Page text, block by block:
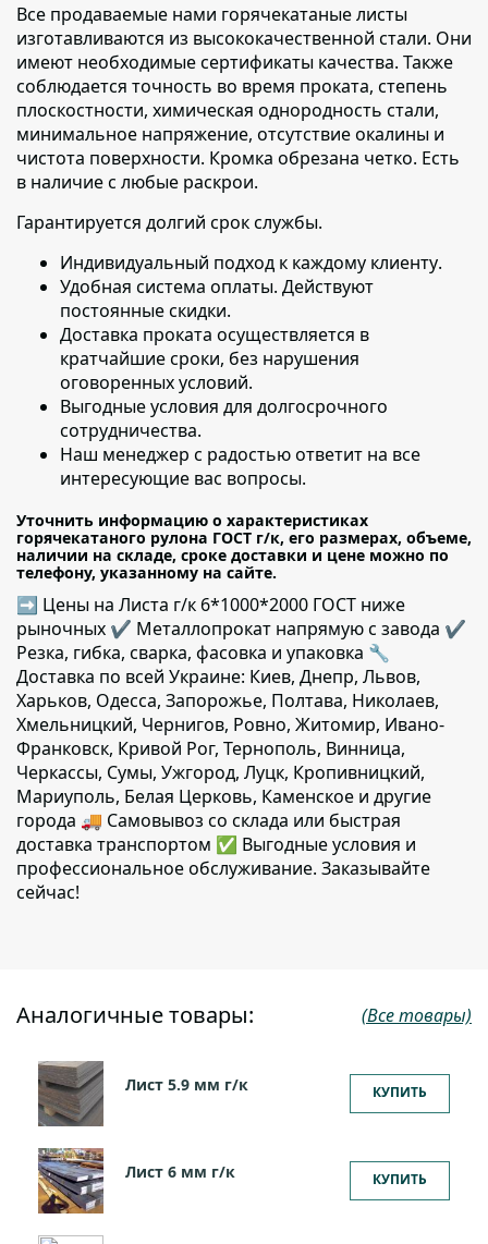
Все продаваемые нами горячекатаные листы
изготавливаются из высококачественной стали. Они
имеют необходимые сертификаты качества. Также
соблюдается точность во время проката, степень
плоскостности, химическая однородность стали,
минимальное напряжение, отсутствие окалины и
чистота поверхности. Кромка обрезана четко. Есть
в наличие с любые раскрои.
Гарантируется долгий срок службы.
Индивидуальный подход к каждому клиенту.
Удобная система оплаты. Действуют
постоянные скидки.
Доставка проката осуществляется в
кратчайшие сроки, без нарушения
оговоренных условий.
Выгодные условия для долгосрочного
сотрудничества.
Наш менеджер с радостью ответит на все
интересующие вас вопросы.
Уточнить информацию о характеристиках
горячекатаного рулона ГОСТ г/к, его размерах, объеме,
наличии на складе, сроке доставки и цене можно по
телефону, указанному на сайте.
➡ Цены на Листа г/к 6*1000*2000 ГОСТ ниже
рыночных ✔️ Металлопрокат напрямую с завода ✔️
Резка, гибка, сварка, фасовка и упаковка 🔧
Доставка по всей Украине: Киев, Днепр, Львов,
Харьков, Одесса, Запорожье, Полтава, Николаев,
Хмельницкий, Чернигов, Ровно, Житомир, Ивано-
Франковск, Кривой Рог, Тернополь, Винница,
Черкассы, Сумы, Ужгород, Луцк, Кропивницкий,
Мариуполь, Белая Церковь, Каменское и другие
города 🚚 Самовывоз со склада или быстрая
доставка транспортом ✅ Выгодные условия и
профессиональное обслуживание. Заказывайте
сейчас!
Аналогичные товары: (Все товары)
Лист 5.9 мм г/к КУПИТЬ
Лист 6 мм г/к КУПИТЬ